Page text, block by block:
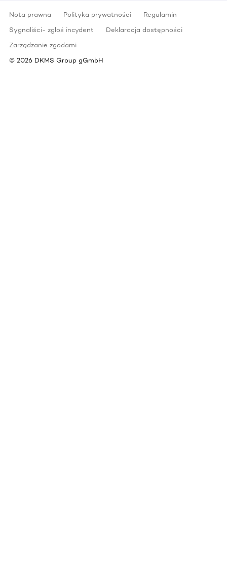
Nota prawna Polityka prywatności
Regulamin
Sygnaliści- zgłoś incydent
Deklaracja dostępności
Zarządzanie zgodami
© 2026 DKMS Group gGmbH